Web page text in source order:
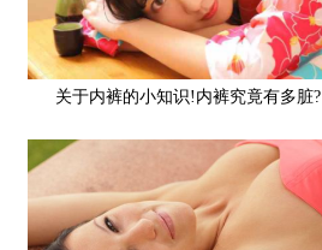
关于内裤的小知识!内裤究竟有多脏?